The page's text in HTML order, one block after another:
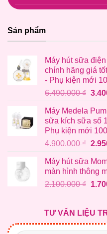
Sản phẩm
Máy hút sữa
chính hãng giá
- Phụ kiện mới
6.490.000₫ Giá
là:
Máy Medela
sữa kích sữa số
Phụ kiện mới
4.900.000₫ Giá
là:
Máy hút sữa
màn hình thông
2.100.000₫ Giá
TƯ VẤN LIỆU